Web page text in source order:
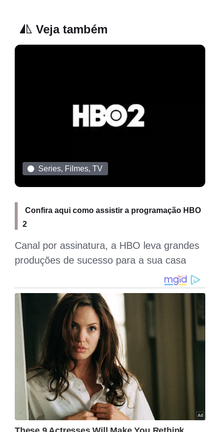
Veja também
Series, Filmes, TV
Confira aqui como assistir a programação HBO
2
Canal por assinatura, a HBO leva grandes
produções de sucesso para a sua casa